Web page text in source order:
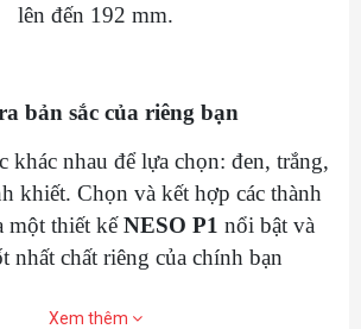
lên đến 192 mm.
bản sắc của riêng bạn
khác nhau để lựa chọn: đen, trắng,
khiết. Chọn và kết hợp các thành
một thiết kếNESO P1 nổi bật và
nhất chất riêng của chính bạn
Xem thêm